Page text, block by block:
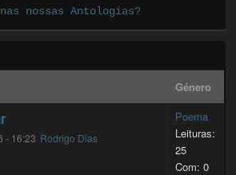
nossas Antologias?
Género
- 16:23 Rodrigo Dias
Poema
Leituras:
25
Com: 0